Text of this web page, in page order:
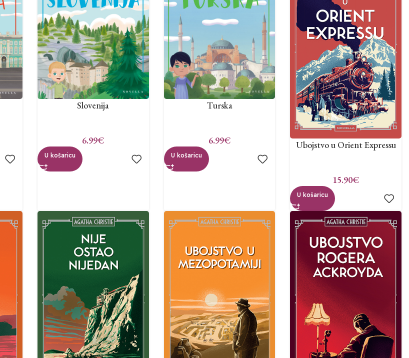
Slovenija
6.99€
U košaricu
Turska
6.99€
U košaricu
Ubojstvo u Orient Expressu
15.90€
U košaricu